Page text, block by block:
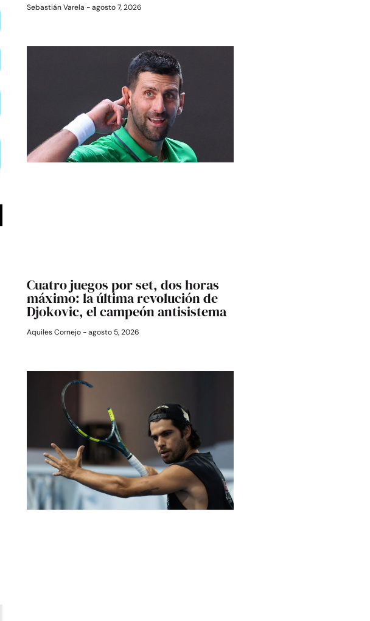
Sebastián Varela agosto 7, 2026
Cuatro juegos por set, dos horas
máximo: la última revolución de
Djokovic, el campeón antisistema
Aquiles Cornejo agosto 5, 2026